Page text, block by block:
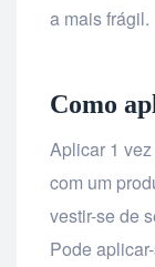
a mais frágil.
Como
Aplicar 1
com um
vestir-se de
Pode